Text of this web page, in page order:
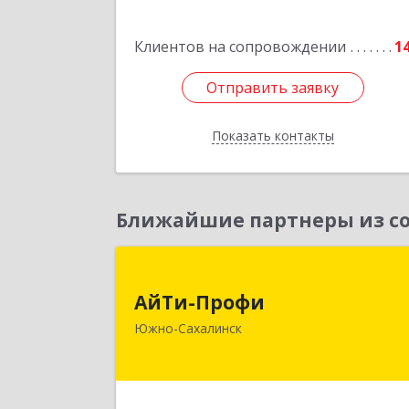
Клиентов на сопровождении
Отправить заявку
Показать контакты
Отправить заявку
Назад
Ближайшие партнеры из
АйТи-Профи
Южно-Сахалинск
693023, Сахалинская обл, город
Южно-Сахалинск г.о., Южно-
№